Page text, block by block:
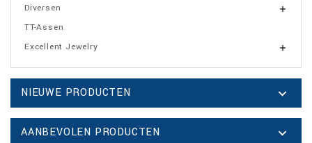
Diversen 
TT-Assen
Excellent Jewelry

NIEUWE PRODUCTEN 
AANBEVOLEN PRODUCTEN 